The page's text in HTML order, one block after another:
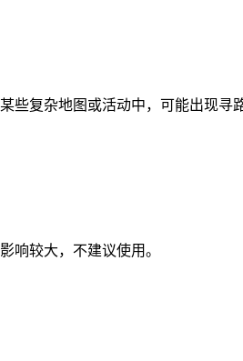
复杂地图或活动中，可能出现寻
响较大，不建议使用。